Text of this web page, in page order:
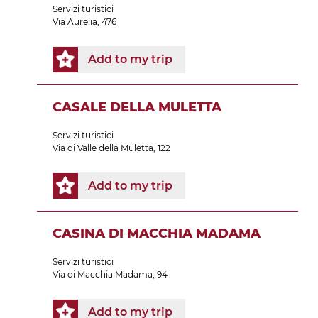
Servizi turistici
Via Aurelia, 476
Add to my trip
CASALE DELLA MULETTA
Servizi turistici
Via di Valle della Muletta, 122
Add to my trip
CASINA DI MACCHIA MADAMA
Servizi turistici
Via di Macchia Madama, 94
Add to my trip